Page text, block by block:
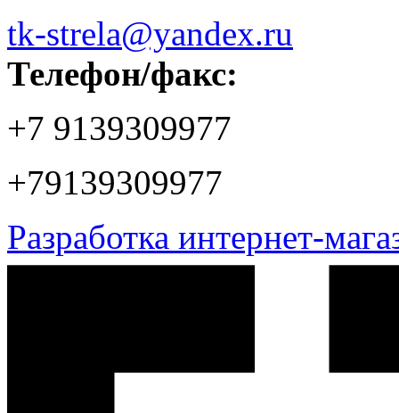
tk-strela@yandex.ru
Телефон/факс:
+7 9139309977
+79139309977
Разработка интернет-